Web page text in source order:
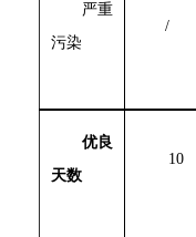
严重
污染
/
优良
天数
10